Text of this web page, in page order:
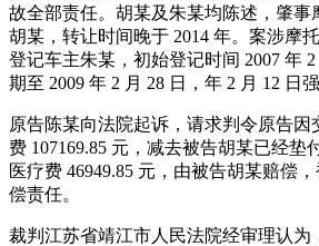
故全部责任。胡某及朱某均陈述，肇事
胡某，转让时间晚于 2014 年。案涉摩
登记车主朱某，初始登记时间 2007 年
期至 2009 年 2 月 28 日，年 2 月 12 日
原告陈某向法院起诉，请求判令原告因
费 107169.85 元，减去被告胡某已经垫
医疗费 46949.85 元，由被告胡某赔偿
偿责任。
裁判江苏省靖江市人民法院经审理认为